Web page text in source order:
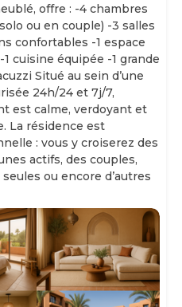
offre : -4 chambres
ou en couple) -3 salles
confortables -1 espace
cuisine équipée -1 grande
Situé au sein d’une
24h/24 et 7j/7,
est calme, verdoyant et
La résidence est
: vous y croiserez des
actifs, des couples,
ou encore d’autres